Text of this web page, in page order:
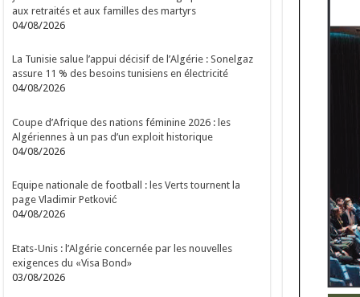
aux retraités et aux familles des martyrs
04/08/2026
La Tunisie salue l’appui décisif de l’Algérie : Sonelgaz
assure 11 % des besoins tunisiens en électricité
04/08/2026
Coupe d’Afrique des nations féminine 2026 : les
Algériennes à un pas d’un exploit historique
04/08/2026
Equipe nationale de football : les Verts tournent la
page Vladimir Petković
04/08/2026
Etats-Unis : l’Algérie concernée par les nouvelles
exigences du «Visa Bond»
03/08/2026